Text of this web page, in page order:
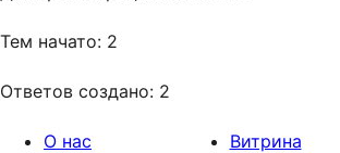
Тем начато: 2
Ответов создано: 2
О нас Витрина